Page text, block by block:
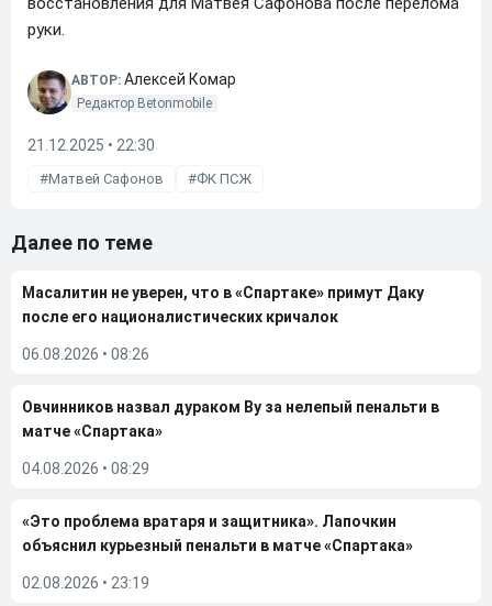
руки.
АВТОР: Алексей Комар
Редактор Betonmobile
21.12.2025 • 22:30
Матвей Сафонов ФК ПСЖ
Далее по теме
Масалитин не уверен, что в «Спартаке» примут Даку
после его националистических кричалок
06.08.2026 • 08:26
Овчинников назвал дураком Ву за нелепый пенальти в
матче «Спартака»
04.08.2026 • 08:29
«Это проблема вратаря и защитника». Лапочкин
объяснил курьезный пенальти в матче «Спартака»
02.08.2026 • 23:19